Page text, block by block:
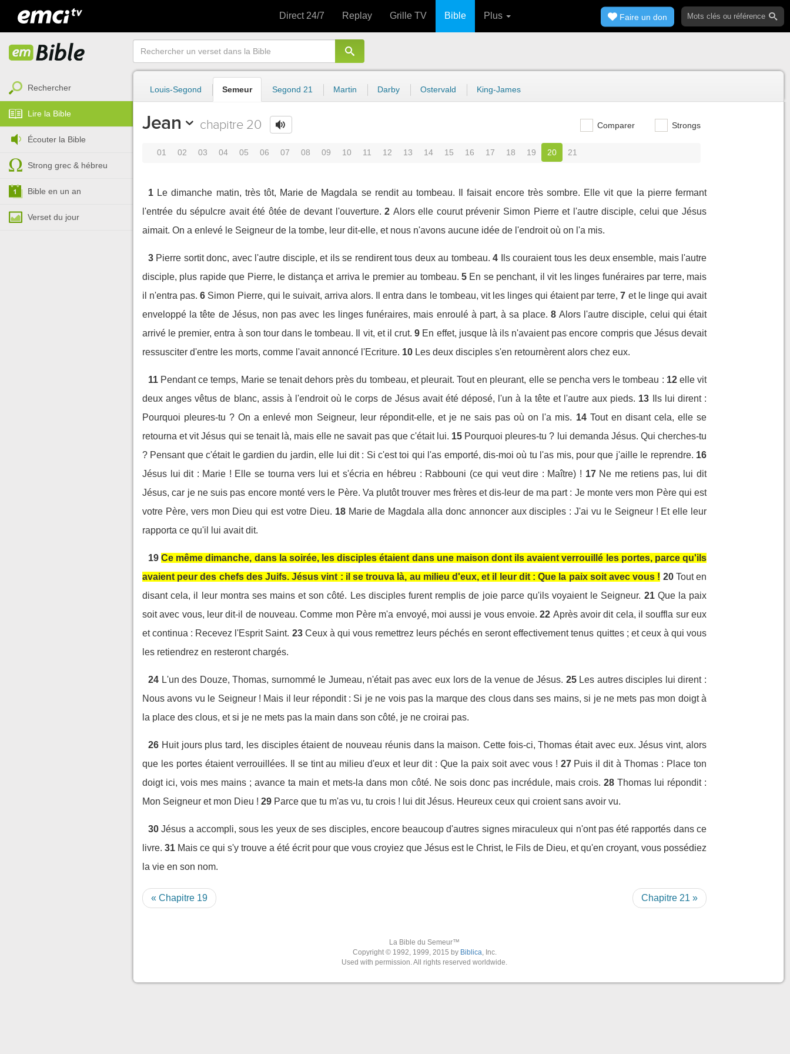
Direct 24/7 Replay Grille TV Bible Plus Faire un don
Rechercher
Lire la Bible
Écouter la Bible
Strong grec & hébreu
Bible en un an
Verset du jour
Louis-Segond Semeur Segond 21 Martin Darby Ostervald King-James
Jean chapitre 20 Comparer Strongs
01 02 03 04 05 06 07 08 09 10 11 12 13 14 15 16 17 18 19 20 21
1 Le dimanche matin, très tôt, Marie de Magdala se rendit au tombeau. Il faisait encore très sombre. Elle vit que la pierre fermant
l'entrée du sépulcre avait été ôtée de devant l'ouverture. 2 Alors elle courut prévenir Simon Pierre et l'autre disciple, celui que Jésus
aimait. On a enlevé le Seigneur de la tombe, leur dit-elle, et nous n'avons aucune idée de l'endroit où on l'a mis.
3 Pierre sortit donc, avec l'autre disciple, et ils se rendirent tous deux au tombeau. 4
Ils couraient tous les deux ensemble, mais l'autre
disciple, plus rapide que Pierre, le distança et arriva le premier au tombeau. 5 En se penchant, il vit les linges funéraires par terre, mais
il n'entra pas. 6 Simon Pierre, qui le suivait, arriva alors. Il entra dans le tombeau, vit les linges qui étaient par terre, 7 et le linge qui avait
enveloppé la tête de Jésus, non pas avec les linges funéraires, mais enroulé à part, à sa place. 8 Alors l'autre disciple, celui qui était
arrivé le premier, entra à son tour dans le tombeau. Il vit, et il crut. 9 En effet, jusque là ils n'avaient pas encore compris que Jésus devait
ressusciter d'entre les morts, comme l'avait annoncé l'Ecriture. 10 Les deux disciples s'en retournèrent alors chez eux.
11 Pendant ce temps, Marie se tenait dehors près du tombeau, et pleurait. Tout en pleurant, elle se pencha vers le tombeau : 12 elle vit
deux anges vêtus de blanc, assis à l'endroit où le corps de Jésus avait été déposé, l'un à la tête et l'autre aux pieds. 13
Ils lui dirent :
Pourquoi pleures-tu ? On a enlevé mon Seigneur, leur répondit-elle, et je ne sais pas où on l'a mis. 14 Tout en disant cela, elle se
retourna et vit Jésus qui se tenait là, mais elle ne savait pas que c'était lui. 15 Pourquoi pleures-tu ? lui demanda Jésus. Qui cherches-tu
? Pensant que c'était le gardien du jardin, elle lui dit : Si c'est toi qui l'as emporté, dis-moi où tu l'as mis, pour que j'aille le reprendre. 16
Jésus lui dit : Marie ! Elle se tourna vers lui et s'écria en hébreu : Rabbouni (ce qui veut dire : Maître) ! 17 Ne me retiens pas, lui dit
Jésus, car je ne suis pas encore monté vers le Père. Va plutôt trouver mes frères et dis-leur de ma part : Je monte vers mon Père qui est
votre Père, vers mon Dieu qui est votre Dieu. 18 Marie de Magdala alla donc annoncer aux disciples : J'ai vu le Seigneur ! Et elle leur
rapporta ce qu'il lui avait dit.
19 Ce même dimanche, dans la soirée, les disciples étaient dans une maison dont ils avaient verrouillé les portes, parce qu'ils
avaient peur des chefs des Juifs. Jésus vint : il se trouva là, au milieu d'eux, et il leur dit : Que la paix soit avec vous ! 20 Tout en
disant cela, il leur montra ses mains et son côté. Les disciples furent remplis de joie parce qu'ils voyaient le Seigneur. 21 Que la paix
soit avec vous, leur dit-il de nouveau. Comme mon Père m'a envoyé, moi aussi je vous envoie. 22 Après avoir dit cela, il souffla sur eux
et continua : Recevez l'Esprit Saint. 23 Ceux à qui vous remettrez leurs péchés en seront effectivement tenus quittes ; et ceux à qui vous
les retiendrez en resteront chargés.
24 L'un des Douze, Thomas, surnommé le Jumeau, n'était pas avec eux lors de la venue de Jésus. 25 Les autres disciples lui dirent :
Nous avons vu le Seigneur ! Mais il leur répondit : Si je ne vois pas la marque des clous dans ses mains, si je ne mets pas mon doigt à
la place des clous, et si je ne mets pas la main dans son côté, je ne croirai pas.
26 Huit jours plus tard, les disciples étaient de nouveau réunis dans la maison. Cette fois-ci, Thomas était avec eux. Jésus vint, alors
que les portes étaient verrouillées. Il se tint au milieu d'eux et leur dit : Que la paix soit avec vous ! 27 Puis il dit à Thomas : Place ton
doigt ici, vois mes mains ; avance ta main et mets-la dans mon côté. Ne sois donc pas incrédule, mais crois. 28 Thomas lui répondit :
Mon Seigneur et mon Dieu ! 29 Parce que tu m'as vu, tu crois ! lui dit Jésus. Heureux ceux qui croient sans avoir vu.
30 Jésus a accompli, sous les yeux de ses disciples, encore beaucoup d'autres signes miraculeux qui n'ont pas été rapportés dans ce
livre. 31 Mais ce qui s'y trouve a été écrit pour que vous croyiez que Jésus est le Christ, le Fils de Dieu, et qu'en croyant, vous possédiez
la vie en son nom.
« Chapitre 19 Chapitre 21 »
La Bible du Semeur™
Copyright © 1992, 1999, 2015 by Biblica, Inc.
Used with permission. All rights reserved worldwide.